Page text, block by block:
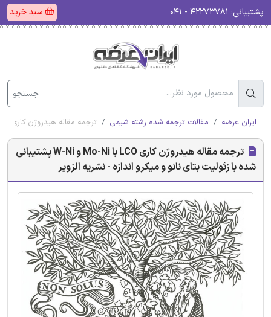
پشتیبانی: سبد خرید
جستجو
ایران عرضه مقالات ترجمه شده رشته شیمی ترجمه مقاله هیدروژن کاری LCO با Mo-Ni و W-Ni پشتیبانی شده با زئولیت بتای نانو و میکرو اندازه - نشریه الزویر
ترجمه مقاله هیدروژن کاری LCO با Mo-Ni و W-Ni پشتیبانی
شده با زئولیت بتای نانو و میکرو اندازه - نشریه الزویر